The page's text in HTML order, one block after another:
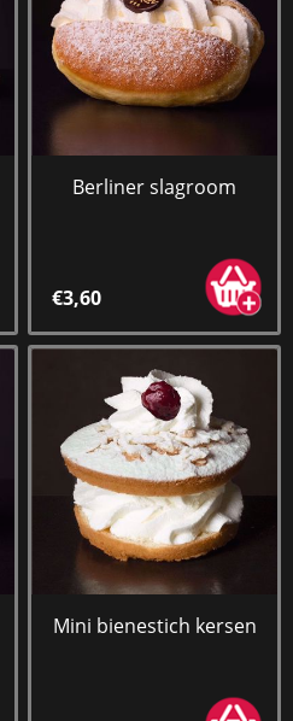
Berliner slagroom
€3,60
Mini bienestich kersen